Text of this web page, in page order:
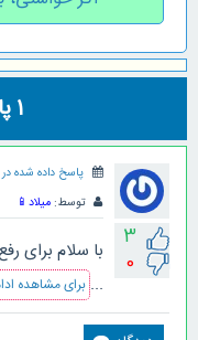
1
3
0
پاسخ داده شده در
توسط: میلاد 📱
با سلام برای
... برای مشاهده